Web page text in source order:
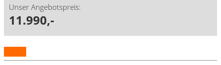
Unser Angebotspreis:
11.990,-